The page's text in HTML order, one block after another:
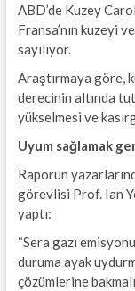
ABD’de Kuzey
Fransa’nın kuzeyi
sayılıyor.
Araştırmaya göre,
derecinin altında
yükselmesi ve
Uyum sağlamak
Raporun
görevlisi Prof. Ian
yaptı:
“Sera gazı
duruma ayak
çözümlerine